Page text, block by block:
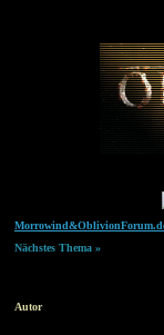
Nächstes Thema »
Autor